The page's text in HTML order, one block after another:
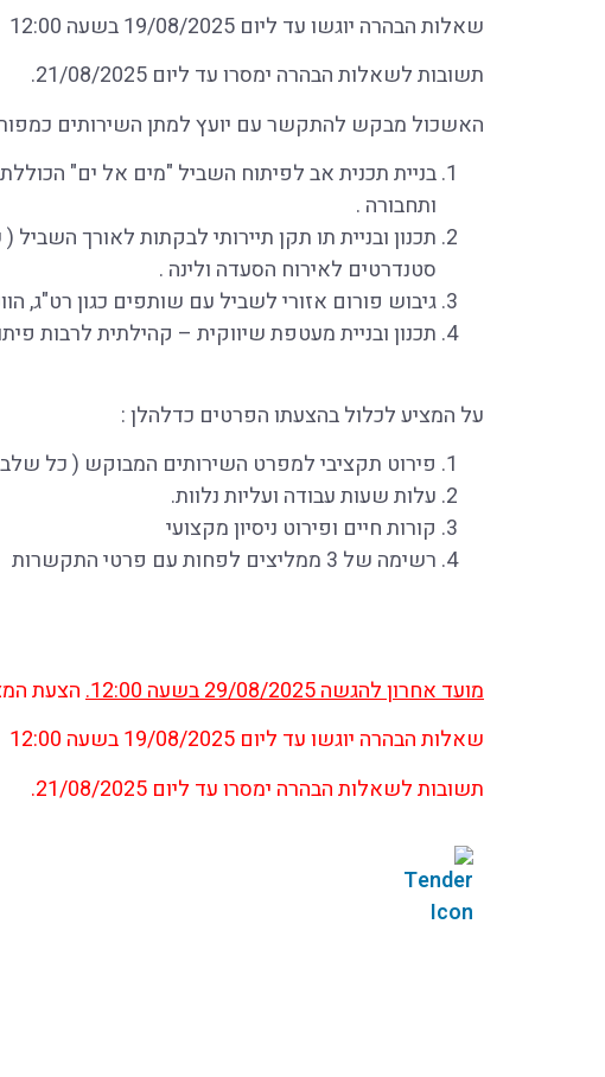
שאלות הבהרה יוגשו עד ליום 19/08/2025 בשעה 12:00
תשובות לשאלות הבהרה ימסרו עד ליום 21/08/2025.
האשכול מבקש להתקשר עם יועץ למתן השירותים
בניית תכנית אב לפיתוח השביל "מים אל ים"
ותחבורה .
תכנון ובניית תו תקן תיירותי לבקתות לאורך
סטנדרטים לאירוח הסעדה ולינה .
גיבוש פורום אזורי לשביל עם שותפים כגון רט"ג,
תכנון ובניית מעטפת שיווקית – קהילתית לרבות
על המציע לכלול בהצעתו הפרטים כדלהלן :
פירוט תקציבי למפרט השירותים המבוקש ( כל
עלות שעות עבודה ועליות נלוות.
קורות חיים ופירוט ניסיון מקצועי
רשימה של 3 ממליצים לפחות עם פרטי התקשרות
מועד אחרון להגשה29/08/2025 בשעה12:00. הצעת
שאלות הבהרה יוגשו עד ליום 19/08/2025 בשעה 12:00
תשובות לשאלות הבהרה ימסרו עד ליום 21/08/2025.